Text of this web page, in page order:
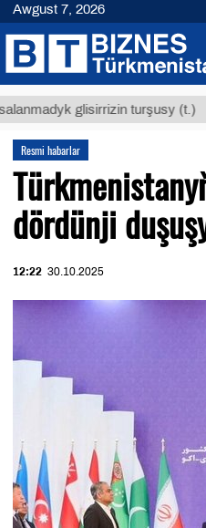
glisirrizin turşusy (t.)
Resmi habarlar
dördünji
12:22 30.10.2025
Awgust 7, 2026